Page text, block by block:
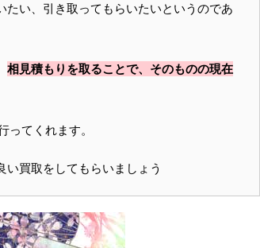
い、引き取ってもらいたいというのであ
相見積もりを取ることで、そのものの現在
ってくれます。
買取をしてもらいましょう